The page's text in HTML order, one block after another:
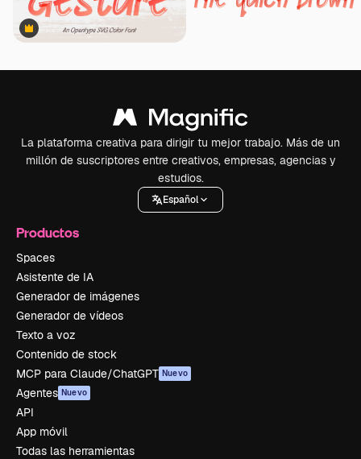
Premium
La plataforma creativa para dirigir tu mejor trabajo. Más de un
millón de suscriptores entre creativos, empresas, agencias y
estudios.
Español
Productos
Spaces
Asistente de IA
Generador de imágenes
Generador de vídeos
Texto a voz
Contenido de stock
MCP para Claude/ChatGPT Nuevo
Agentes Nuevo
API
App móvil
Todas las herramientas